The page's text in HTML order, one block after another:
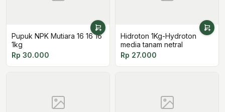
Pupuk NPK Mutiara 16 16 16
1kg
Rp 30.000
Hidroton 1Kg-Hydroton
media tanam netral
Rp 27.000